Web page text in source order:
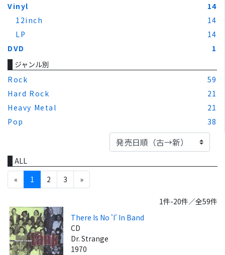
Vinyl
14
12inch
14
LP
14
DVD
1
ジャンル別
Rock
59
Hard Rock
21
Heavy Metal
21
Pop
38
ALL
«
1 2 3 »
1件-20件／全59件
There Is No 'I' In Band
CD
Dr. Strange
1970